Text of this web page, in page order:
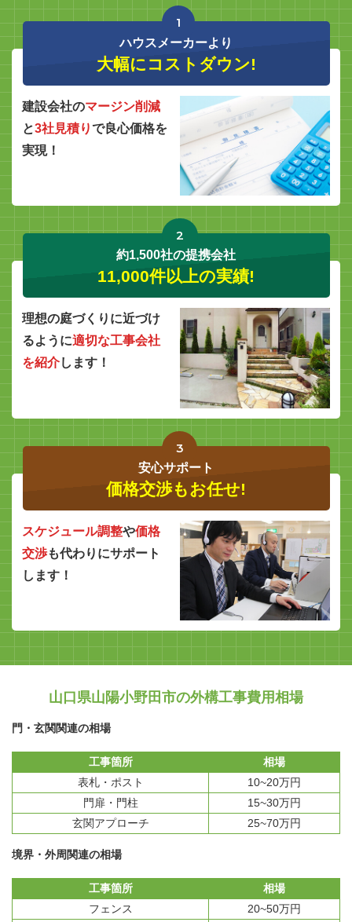
1
ハウスメーカーより
大幅にコストダウン!
建設会社のマージン削減
と3社見積りで良心価格を
実現！
2
約1,500社の提携会社
11,000件以上の実績!
理想の庭づくりに近づけ
るように適切な工事会社
を紹介します！
3
安心サポート
価格交渉もお任せ!
スケジュール調整や価格
交渉も代わりにサポート
します！
山口県山陽小野田市の外構工事費用相場
門・玄関関連の相場
工事箇所
相場
表札・ポスト
10~20万円
門扉・門柱
15~30万円
玄関アプローチ
25~70万円
境界・外周関連の相場
工事箇所
相場
フェンス
20~50万円